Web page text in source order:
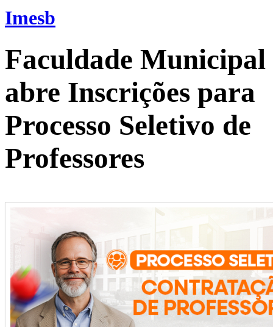
Imesb
Faculdade Municipal
abre Inscrições para
Processo Seletivo de
Professores